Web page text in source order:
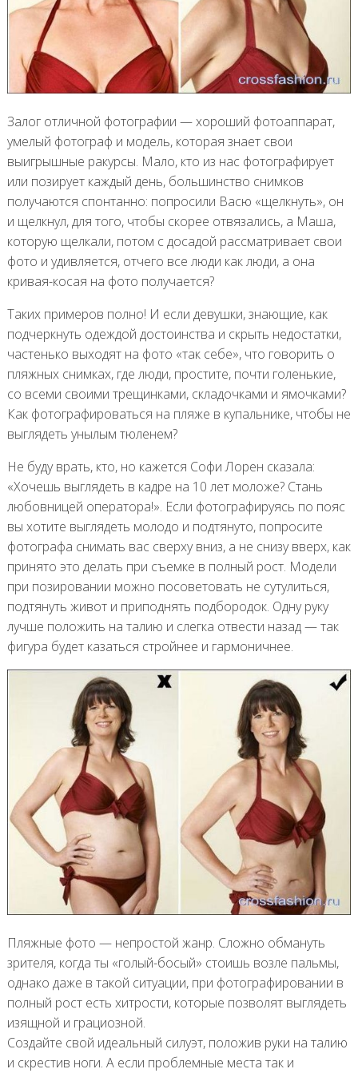
Залог отличной фотографии — хороший фотоаппарат,
умелый фотограф и модель, которая знает свои
выигрышные ракурсы. Мало, кто из нас фотографирует
или позирует каждый день, большинство снимков
получаются спонтанно: попросили Васю «щелкнуть», он
и щелкнул, для того, чтобы скорее отвязались, а Маша,
которую щелкали, потом с досадой рассматривает свои
фото и удивляется, отчего все люди как люди, а она
кривая-косая на фото получается?
Таких примеров полно! И если девушки, знающие, как
подчеркнуть одеждой достоинства и скрыть недостатки,
частенько выходят на фото «так себе», что говорить о
пляжных снимках, где люди, простите, почти голенькие,
со всеми своими трещинками, складочками и ямочками?
Как фотографироваться на пляже в купальнике, чтобы не
выглядеть унылым тюленем?
Не буду врать, кто, но кажется Софи Лорен сказала:
«Хочешь выглядеть в кадре на 10 лет моложе? Стань
любовницей оператора!». Если фотографируясь по пояс
вы хотите выглядеть молодо и подтянуто, попросите
фотографа снимать вас сверху вниз, а не снизу вверх, как
принято это делать при съемке в полный рост. Модели
при позировании можно посоветовать не сутулиться,
подтянуть живот и приподнять подбородок. Одну руку
лучше положить на талию и слегка отвести назад — так
фигура будет казаться стройнее и гармоничнее.
Пляжные фото — непростой жанр. Сложно обмануть
зрителя, когда ты «голый-босый» стоишь возле пальмы,
однако даже в такой ситуации, при фотографировании в
полный рост есть хитрости, которые позволят выглядеть
изящной и грациозной.
Создайте свой идеальный силуэт, положив руки на талию
и скрестив ноги. А если проблемные места так и